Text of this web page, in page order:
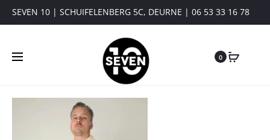
SEVEN 10 | SCHUIFELENBERG 5C, DEURNE | 06 53 33 16 78
0